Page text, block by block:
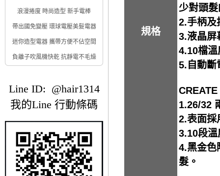
浪漫捲度 時尚造型 新手電棒
帶出國免變壓 環球電壓美髮電器
迷你造型電器 攜帶方便不佔空間
負離子吹風機快乾 抗靜電不毛燥
Line ID: @hair1314
我的Line 行動條碼
規格
少對頭
2.手柄及
3.液晶屏
4.10檔
5.自動斷
1.26/32
2.表面
3.10段
4.黑金色
髮。